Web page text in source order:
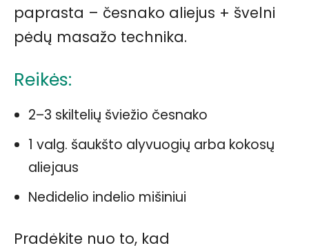
paprasta – česnako aliejus + švelni
pėdų masažo technika.
Reikės:
2–3 skiltelių šviežio česnako
1 valg. šaukšto alyvuogių arba kokosų
aliejaus
Nedidelio indelio mišiniui
Pradėkite nuo to, kad